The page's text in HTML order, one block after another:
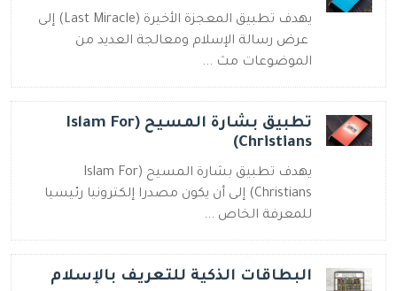
يهدف تطبيق المعجزة الأخيرة (Last Miracle) إلى
عرض رسالة الإسلام ومعالجة العديد من
الموضوعات مث ...
تطبيق بشارة المسيح (Islam For
Christians)
يهدف تطبيق بشارة المسيح (Islam For
Christians) إلى أن يكون مصدرا إلكترونيا رئيسيا
للمعرفة الخاص ...
البطاقات الذكية للتعريف بالإسلام